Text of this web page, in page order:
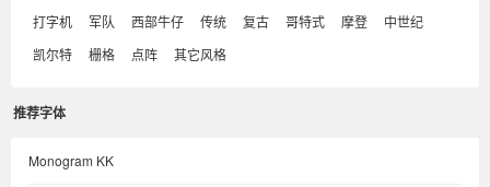
打字机
军队 西部牛仔 传统 复古 哥特式 摩登
中世纪
凯尔特
栅格 点阵 其它风格
推荐字体
Monogram KK